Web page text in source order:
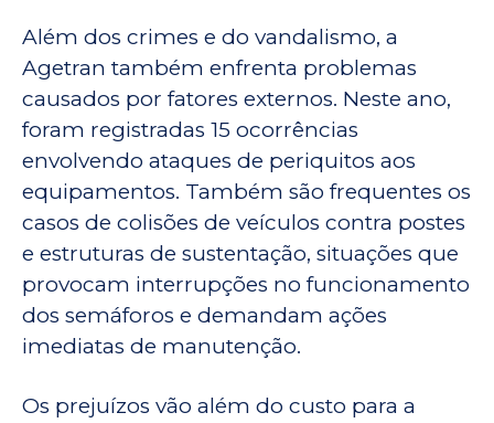
Além dos crimes e do vandalismo, a
Agetran também enfrenta problemas
causados por fatores externos. Neste ano,
foram registradas 15 ocorrências
envolvendo ataques de periquitos aos
equipamentos. Também são frequentes os
casos de colisões de veículos contra postes
e estruturas de sustentação, situações que
provocam interrupções no funcionamento
dos semáforos e demandam ações
imediatas de manutenção.
Os prejuízos vão além do custo para a